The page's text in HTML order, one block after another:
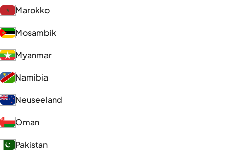
Marokko
Mosambik
Myanmar
Namibia
Neuseeland
Oman
Pakistan